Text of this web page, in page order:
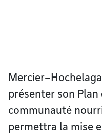
présenter son Plan
communauté
permettra la mise